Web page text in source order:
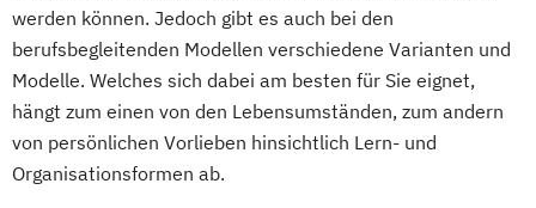
werden können. Jedoch gibt es auch bei den
berufsbegleitenden Modellen verschiedene Varianten und
Modelle. Welches sich dabei am besten für Sie eignet,
hängt zum einen von den Lebensumständen, zum andern
von persönlichen Vorlieben hinsichtlich Lern- und
Organisationsformen ab.